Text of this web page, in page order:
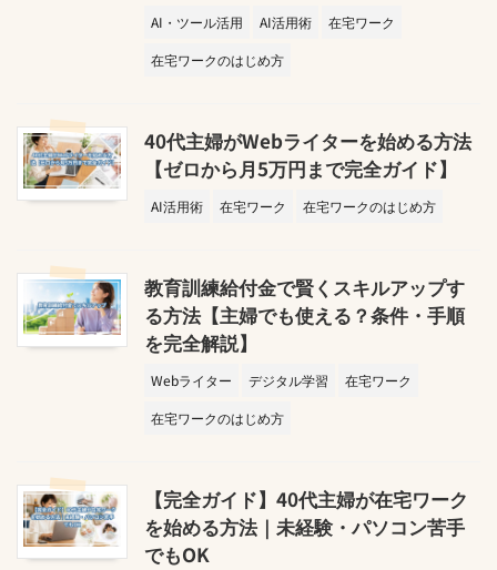
AI・ツール活用 AI活用術
在宅ワーク
在宅ワークのはじめ方
40代主婦がWebライターを始める方法
【ゼロから月5万円まで完全ガイド】
AI活用術 在宅ワーク 在宅ワークのはじめ方
教育訓練給付金で賢くスキルアップす
る方法【主婦でも使える？条件・手順
を完全解説】
Webライター デジタル学習
在宅ワーク
在宅ワークのはじめ方
【完全ガイド】40代主婦が在宅ワーク
を始める方法｜未経験・パソコン苦手
でもOK